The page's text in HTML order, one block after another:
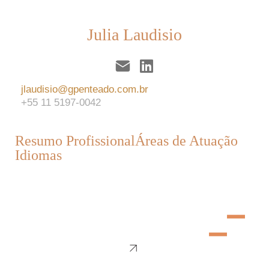
Julia Laudisio
jlaudisio@gpenteado.com.br
+55 11 5197-0042
Resumo ProfissionalÁreas de Atuação
Idiomas